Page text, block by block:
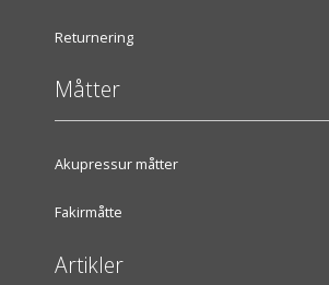
Returnering
Måtter
Akupressur måtter
Fakirmåtte
Artikler